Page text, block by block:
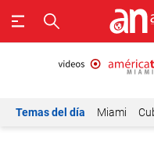
Temas del día Miami